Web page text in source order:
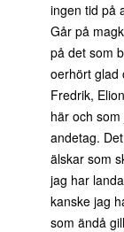
ingen tid på
Går på
på det som
oerhört glad
Fredrik,
här och
andetag.
älskar som
jag har
kanske jag
som ändå